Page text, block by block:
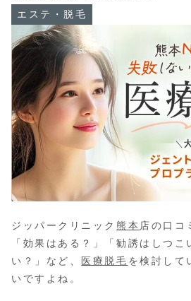
エステ・脱毛
ジッパークリニック熊本 店の口コ
「効果はある？」「勧誘はしつこ
い？」など、
医療脱毛 を検討して
いですよね。